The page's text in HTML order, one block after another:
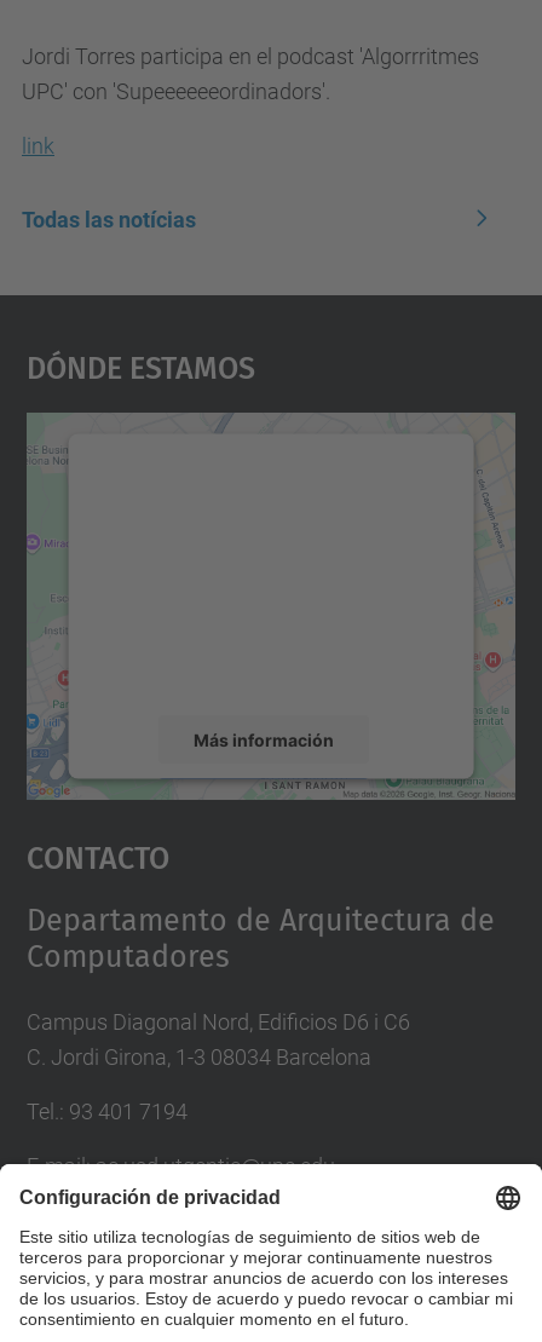
Jordi Torres participa en el podcast 'Algorrritmes
UPC' con 'Supeeeeeeordinadors'.
link
Todas las notícias
Dónde Estamos
Más información
Aceptar
powered by
Contacto
Departamento de Arquitectura de
Computadores
Campus Diagonal Nord, Edificios D6 i C6
C. Jordi Girona, 1-3 08034 Barcelona
Tel.: 93 401 7194
E-mail: ac.usd.utgcntic@upc.edu
Formulario de contacto